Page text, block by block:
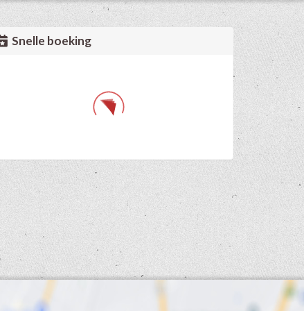
Snelle boeking